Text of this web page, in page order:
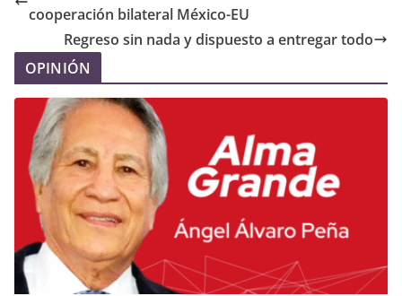
cooperación bilateral México-EU
Regreso sin nada y dispuesto a entregar todo
OPINIÓN